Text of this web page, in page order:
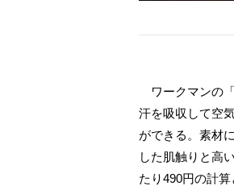
ワークマンの
汗を吸収して空
ができる。素材
した肌触りと高
たり490円の計算